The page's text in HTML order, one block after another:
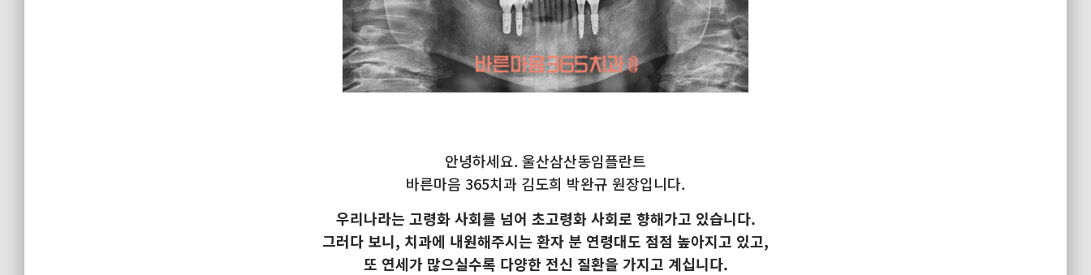
안녕하세요. 울산삼산동임플란트
바른마음 365치과 김도희 박완규 원장입니다.
우리나라는 고령화 사회를 넘어 초고령화 사회로 향해가고 있습니다.
그러다 보니, 치과에 내원해주시는 환자 분 연령대도 점점 높아지고 있고,
또 연세가 많으실수록 다양한 전신 질환을 가지고 계십니다.